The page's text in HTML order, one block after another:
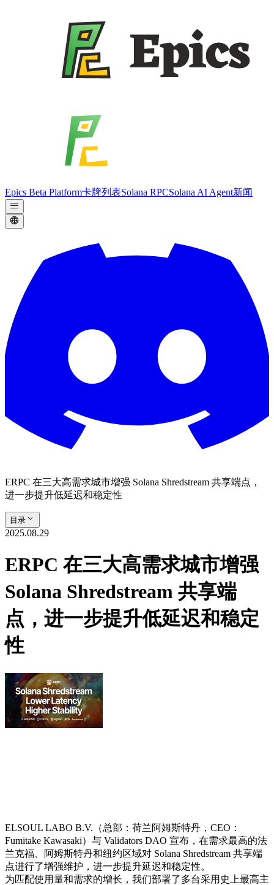
Epics Beta Platform卡牌列表Solana RPCSolana AI Agent新闻
ERPC 在三大高需求城市增强 Solana Shredstream 共享端点，
进一步提升低延迟和稳定性
目录
2025.08.29
ERPC 在三大高需求城市增强
Solana Shredstream 共享端
点，进一步提升低延迟和稳定
性
ELSOUL LABO B.V.（总部：荷兰阿姆斯特丹，CEO：
Fumitake Kawasaki）与 Validators DAO 宣布，在需求最高的法
兰克福、阿姆斯特丹和纽约区域对 Solana Shredstream 共享端
点进行了增强维护，进一步提升延迟和稳定性。
为匹配使用量和需求的增长，我们部署了多台采用史上最高主